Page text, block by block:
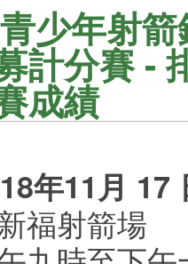
少年射
計分賽 -
成績
年11 月 17
福射箭場